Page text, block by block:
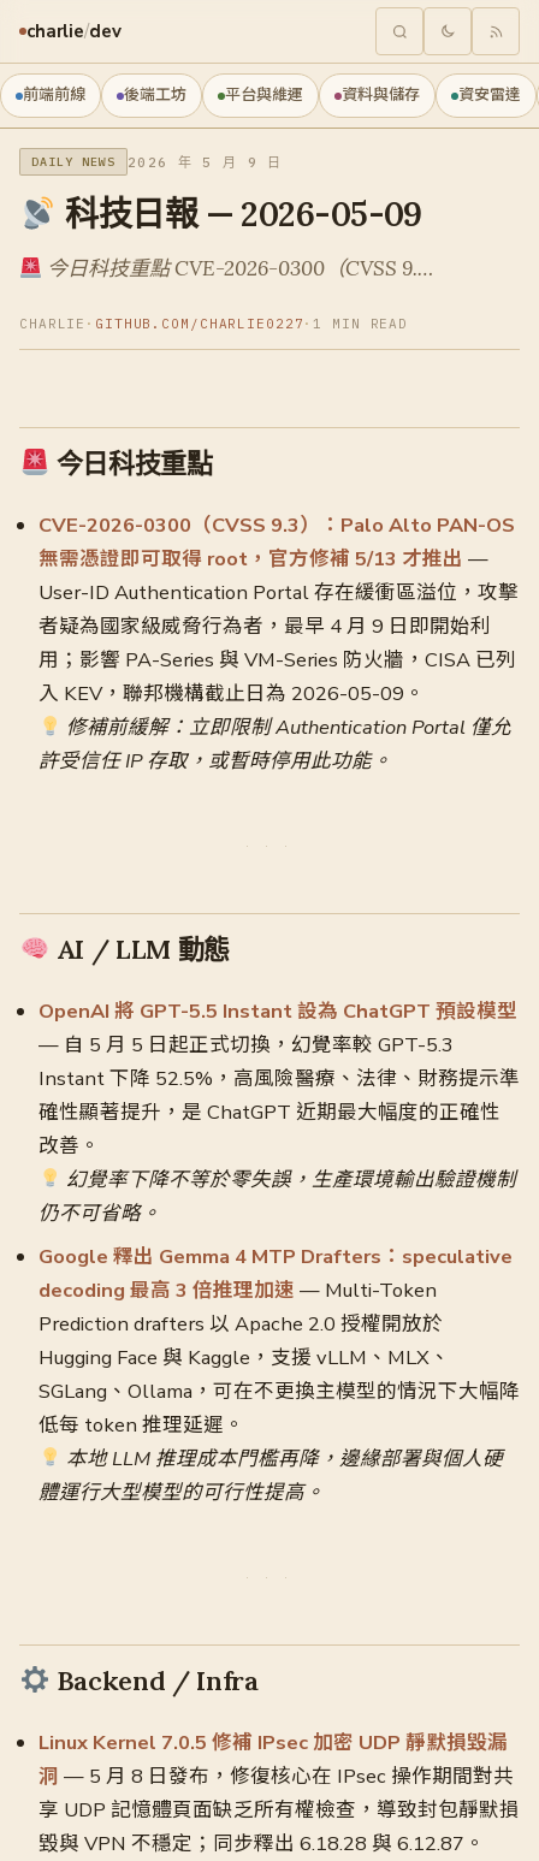
charlie/dev
前端前線 後端工坊 平台與維運 資料與儲存 資安雷達
DAILY NEWS 2026 年 5 月 9 日
科技日報 — 2026-05-09
今日科技重點 CVE-2026-0300（CVSS 9.…
CHARLIE · GITHUB.COM/CHARLIE0227 · 1 MIN READ
今日科技重點
CVE-2026-0300（CVSS 9.3）：Palo Alto PAN-OS
無需憑證即可取得 root，官方修補 5/13 才推出 —
User-ID Authentication Portal 存在緩衝區溢位，攻擊
者疑為國家級威脅行為者，最早 4 月 9 日即開始利
用；影響 PA-Series 與 VM-Series 防火牆，CISA 已列
入 KEV，聯邦機構截止日為 2026-05-09。
修補前緩解：立即限制 Authentication Portal 僅允
許受信任 IP 存取，或暫時停用此功能。
AI / LLM 動態
OpenAI 將 GPT-5.5 Instant 設為 ChatGPT 預設模型
— 自 5 月 5 日起正式切換，幻覺率較 GPT-5.3
Instant 下降 52.5%，高風險醫療、法律、財務提示準
確性顯著提升，是 ChatGPT 近期最大幅度的正確性
改善。
幻覺率下降不等於零失誤，生產環境輸出驗證機制
仍不可省略。
Google 釋出 Gemma 4 MTP Drafters：speculative
decoding 最高 3 倍推理加速 — Multi-Token
Prediction drafters 以 Apache 2.0 授權開放於
Hugging Face 與 Kaggle，支援 vLLM、MLX、
SGLang、Ollama，可在不更換主模型的情況下大幅降
低每 token 推理延遲。
本地 LLM 推理成本門檻再降，邊緣部署與個人硬
體運行大型模型的可行性提高。
Backend / Infra
Linux Kernel 7.0.5 修補 IPsec 加密 UDP 靜默損毀漏
洞 — 5 月 8 日發布，修復核心在 IPsec 操作期間對共
享 UDP 記憶體頁面缺乏所有權檢查，導致封包靜默損
毀與 VPN 不穩定；同步釋出 6.18.28 與 6.12.87。